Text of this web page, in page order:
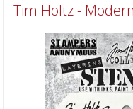
Kurs & aktiviteter
Gavekort
Kort & Scrapbooking
Tim Holtz -